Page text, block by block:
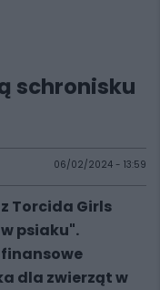
schronisku
06/02/2024 - 13:59
Torcida Girls
psiaku".
dla zwierząt w